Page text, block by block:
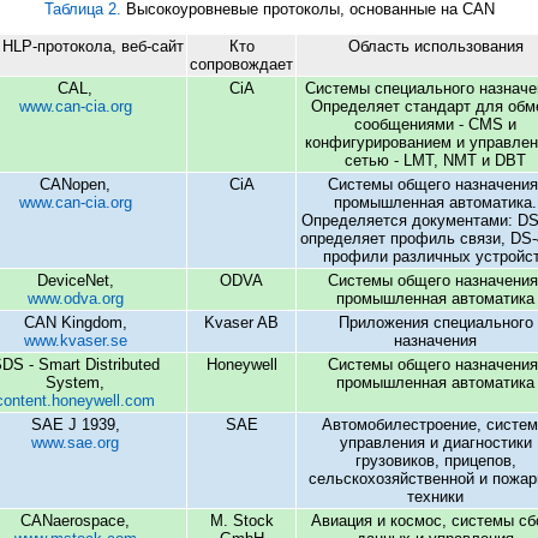
Таблица 2. Высокоуровневые протоколы, основанные на CAN
протокола, веб-сайт
Кто
сопровождает
Область использования
CAL,
www.can-cia.org
CiA
Системы специального
Определяет стандарт для
сообщениями - CMS и
конфигурированием и
сетью - LMT, NMT и DBT
CANopen,
www.can-cia.org
CiA
Системы общего назначения,
промышленная автоматика.
Определяется документами:
определяет профиль связи,
профили различных
DeviceNet,
www.odva.org
ODVA
Системы общего назначения,
промышленная автоматика
CAN Kingdom,
www.kvaser.se
Kvaser AB
Приложения специального
назначения
- Smart Distributed
System,
Honeywell
Системы общего назначения,
промышленная автоматика
SAE J 1939,
www.sae.org
SAE
Автомобилестроение,
управления и диагностики
грузовиков, прицепов,
сельскохозяйственной и
техники
CANaerospace,
M. Stock
Авиация и космос, системы